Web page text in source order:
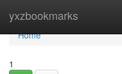
yxzbookmarks
Home
Home
1